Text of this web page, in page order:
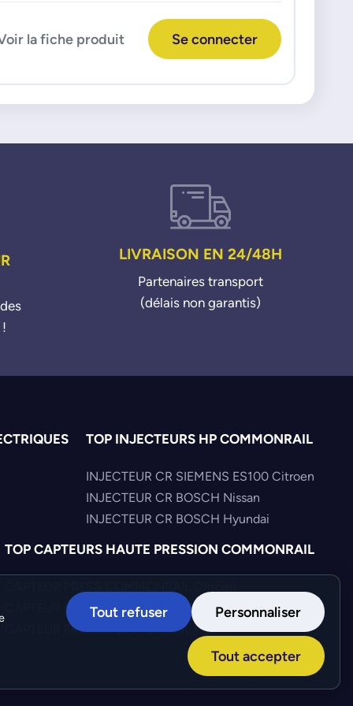
la fiche produit Se connecter
LIVRAISON EN 24/48H
Partenaires transport
(délais non garantis)
TOP INJECTEURS HP COMMONRAIL
INJECTEUR CR SIEMENS ES100 Citroen
INJECTEUR CR BOSCH Nissan
INJECTEUR CR BOSCH Hyundai
TOP CAPTEURS HAUTE PRESSION COMMONRAIL
CAPTEUR PRESS COMMONRAIL Mercedes
CAPTEUR PRESS COMMONRAIL Fiat
Création :
Tout refuser Personnaliser
Tout accepter